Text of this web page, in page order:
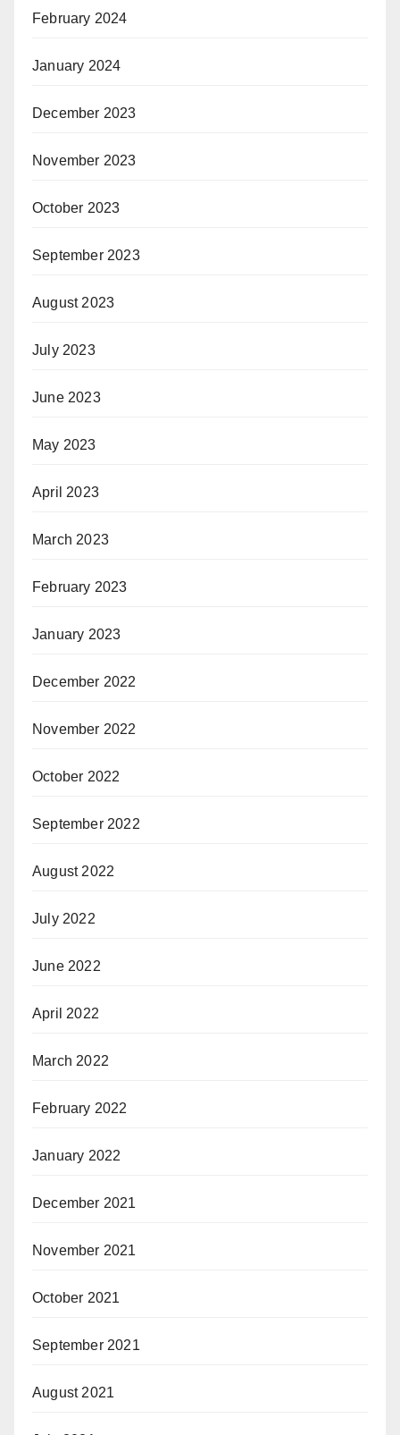
February 2024
January 2024
December 2023
November 2023
October 2023
September 2023
August 2023
July 2023
June 2023
May 2023
April 2023
March 2023
February 2023
January 2023
December 2022
November 2022
October 2022
September 2022
August 2022
July 2022
June 2022
April 2022
March 2022
February 2022
January 2022
December 2021
November 2021
October 2021
September 2021
August 2021